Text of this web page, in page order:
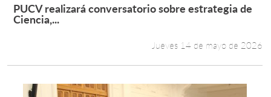
Leer más +
PUCV realizará conversatorio sobre estrategia de
Ciencia,...
Jueves 14 de mayo de 2026